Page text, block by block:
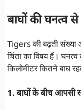
बाघों की घनत्व
Tigers की बढ़ती संख्या
चिंता का विषय हैं। घनत्व
किलोमीटर कितने बाघ
1. बाघों के बीच